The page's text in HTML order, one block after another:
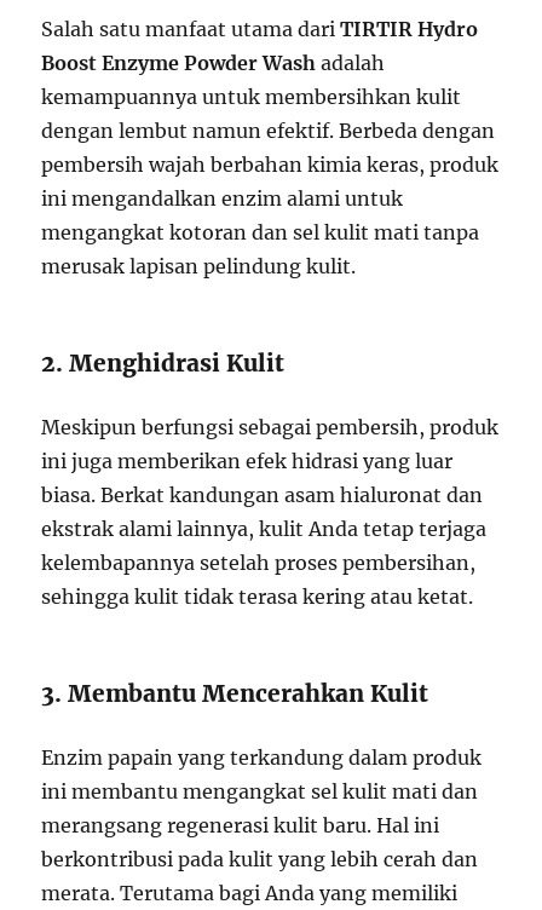
Salah satu manfaat utama dariTIRTIR Hydro
Boost Enzyme Powder Wash adalah
kemampuannya untuk membersihkan kulit
dengan lembut namun efektif. Berbeda dengan
pembersih wajah berbahan kimia keras, produk
ini mengandalkan enzim alami untuk
mengangkat kotoran dan sel kulit mati tanpa
merusak lapisan pelindung kulit.
2. Menghidrasi Kulit
Meskipun berfungsi sebagai pembersih, produk
ini juga memberikan efek hidrasi yang luar
biasa. Berkat kandungan asam hialuronat dan
ekstrak alami lainnya, kulit Anda tetap terjaga
kelembapannya setelah proses pembersihan,
sehingga kulit tidak terasa kering atau ketat.
3. Membantu Mencerahkan Kulit
Enzim papain yang terkandung dalam produk
ini membantu mengangkat sel kulit mati dan
merangsang regenerasi kulit baru. Hal ini
berkontribusi pada kulit yang lebih cerah dan
merata. Terutama bagi Anda yang memiliki